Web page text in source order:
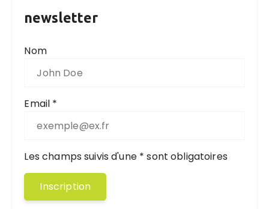
newsletter
Nom
Email *
Les champs suivis d'une * sont obligatoires